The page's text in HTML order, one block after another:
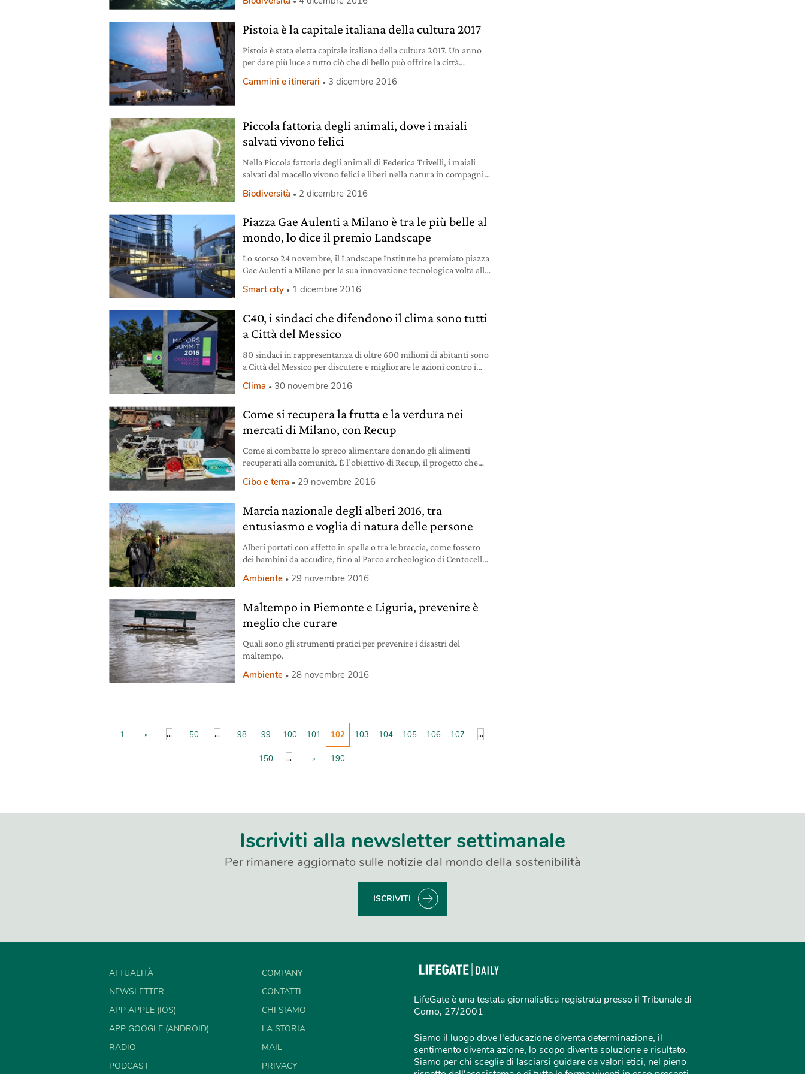
Pistoia è la capitale italiana della cultura 2017
Pistoia è stata eletta capitale italiana della cultura 2017. Un anno
per dare più luce a tutto ciò che di bello può offrire la città
Cammini e itinerari 3 dicembre 2016
Piccola fattoria degli animali, dove i maiali
salvati vivono felici
Nella Piccola fattoria degli animali di Federica Trivelli, i maiali
salvati dal macello vivono felici e liberi nella natura in compagnia
Biodiversità 2 dicembre 2016
Piazza Gae Aulenti a Milano è tra le più belle al
mondo, lo dice il premio Landscape
Lo scorso 24 novembre, il Landscape Institute ha premiato piazza
Gae Aulenti a Milano per la sua innovazione tecnologica volta alla
Smart city 1 dicembre 2016
C40, i sindaci che difendono il clima sono tutti
a Città del Messico
80 sindaci in rappresentanza di oltre 600 milioni di abitanti sono
a Città del Messico per discutere e migliorare le azioni contro i
Clima 30 novembre 2016
Come si recupera la frutta e la verdura nei
mercati di Milano, con Recup
Come si combatte lo spreco alimentare donando gli alimenti
recuperati alla comunità. È l’obiettivo di Recup, il progetto che
Cibo e terra 29 novembre 2016
Marcia nazionale degli alberi 2016, tra
entusiasmo e voglia di natura delle persone
Alberi portati con affetto in spalla o tra le braccia, come fossero
dei bambini da accudire, fino al Parco archeologico di Centocelle
cui hanno partecipato comitati, gruppi di cittadini anche di altri
Legambiente, Lipu, Wwf.
Ambiente 29 novembre 2016
Maltempo in Piemonte e Liguria, prevenire è
meglio che curare
Quali sono gli strumenti pratici per prevenire i disastri del
maltempo.
Ambiente 28 novembre 2016
1 « ... 50 ... 98 99 100 101 102 103 104 105 106 107 ...
150 ... » 190
Iscriviti alla newsletter settimanale
Per rimanere aggiornato sulle notizie dal mondo della sostenibilità
ISCRIVITI
ATTUALITÀ
NEWSLETTER
APP APPLE (IOS)
APP GOOGLE (ANDROID)
RADIO
PODCAST
COMPANY
CONTATTI
CHI SIAMO
LA STORIA
MAIL
PRIVACY
LifeGate è una testata giornalistica registrata presso il Tribunale di
Como, 27/2001
Siamo il luogo dove l'educazione diventa determinazione, il
sentimento diventa azione, lo scopo diventa soluzione e risultato.
Siamo per chi sceglie di lasciarsi guidare da valori etici, nel pieno